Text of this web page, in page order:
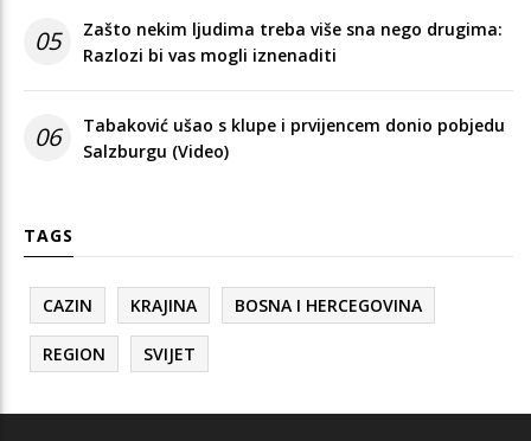
05
Zašto nekim ljudima treba više sna nego drugima:
Razlozi bi vas mogli iznenaditi
06
Tabaković ušao s klupe i prvijencem donio pobjedu
Salzburgu (Video)
TAGS
CAZIN KRAJINA BOSNA I HERCEGOVINA
REGION SVIJET